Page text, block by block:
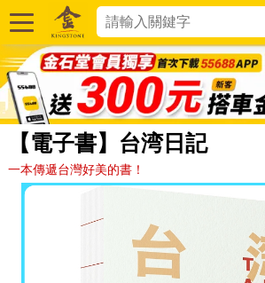
【電子書】台湾日記
一本傳遞台灣好美的書！